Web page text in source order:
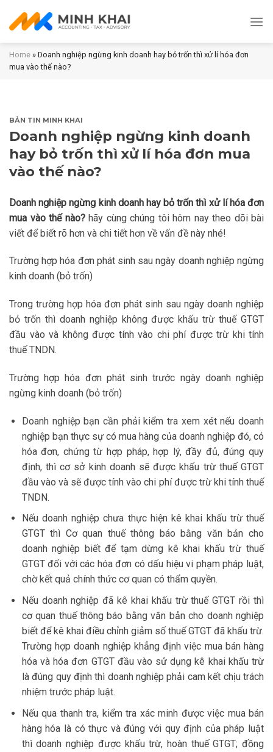
Home » Doanh nghiệp ngừng kinh doanh hay bỏ trốn thì xử lí hóa đơn
mua vào thế nào?
BẢN TIN MINH KHAI
Doanh nghiệp ngừng kinh doanh
hay bỏ trốn thì xử lí hóa đơn mua
vào thế nào?
Doanh nghiệp ngừng kinh doanh hay bỏ trốn thì xử lí hóa đơn
mua vào thế nào?hãy cùng chúng tôi hôm nay theo dõi bài
viết để biết rõ hơn và chi tiết hơn về vấn đề này nhé!
Trường hợp hóa đơn phát sinh sau ngày doanh nghiệp ngừng
kinh doanh (bỏ trốn)
Trong trường hợp hóa đơn phát sinh sau ngày doanh nghiệp
bỏ trốn thì doanh nghiệp không được khấu trừ thuế GTGT
đầu vào và không được tính vào chi phí được trừ khi tính
thuế TNDN.
Trường hợp hóa đơn phát sinh trước ngày doanh nghiệp
ngừng kinh doanh (bỏ trốn)
Doanh nghiệp bạn cần phải kiểm tra xem xét nếu doanh
nghiệp bạn thực sự có mua hàng của doanh nghiệp đó, có
hóa đơn, chứng từ hợp pháp, hợp lý, đầy đủ, đúng quy
định, thì cơ sở kinh doanh sẽ được khấu trừ thuế GTGT
đầu vào và sẽ được tính vào chi phí được trừ khi tính thuế
TNDN.
Nếu doanh nghiệp chưa thực hiện kê khai khấu trừ thuế
GTGT thì Cơ quan thuế thông báo bằng văn bản cho
doanh nghiệp biết để tạm dừng kê khai khấu trừ thuế
GTGT đối với các hóa đơn có dấu hiệu vi phạm pháp luật,
chờ kết quả chính thức cơ quan có thẩm quyền.
Nếu doanh nghiệp đã kê khai khấu trừ thuế GTGT rồi thì
cơ quan thuế thông báo bằng văn bản cho doanh nghiệp
biết để kê khai điều chỉnh giảm số thuế GTGT đã khấu trừ.
Trường hợp doanh nghiệp khẳng định việc mua bán hàng
hóa và hóa đơn GTGT đầu vào sử dụng kê khai khấu trừ
là đúng quy định thì doanh nghiệp phải cam kết chịu trách
nhiệm trước pháp luật.
Nếu qua thanh tra, kiểm tra xác minh được việc mua bán
hàng hóa là có thực và đúng với quy định của pháp luật
thì doanh nghiệp được khấu trừ, hoàn thuế GTGT; đồng